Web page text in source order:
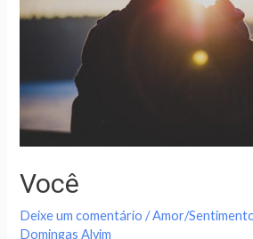
Você
Deixe um comentário /Amor/
Domingas Alvim